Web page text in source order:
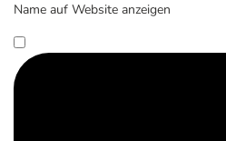
Name auf Website anzeigen